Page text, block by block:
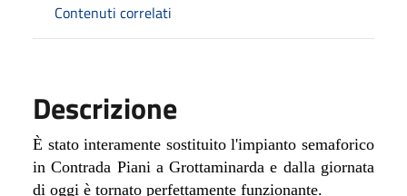
Contenuti correlati
Descrizione
È stato interamente sostituito l'impianto semaforico
in Contrada Piani a Grottaminarda e dalla giornata
di oggi è tornato perfettamente funzionante.